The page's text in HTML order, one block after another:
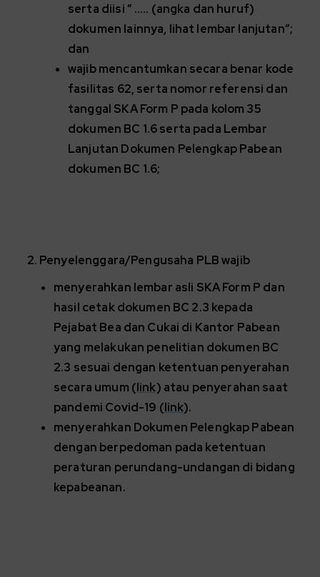
serta diisi ” ….. (angka dan huruf)
dokumen lainnya, lihat lembar lanjutan”;
dan
wajib mencantumkan secara benar kode
fasilitas 62, serta nomor referensi dan
tanggal SKA Form P pada kolom 35
dokumen BC 1.6 serta pada Lembar
Lanjutan Dokumen Pelengkap Pabean
dokumen BC 1.6;
Penyelenggara/Pengusaha PLB wajib
menyerahkan lembar asli SKA Form P dan
hasil cetak dokumen BC 2.3 kepada
Pejabat Bea dan Cukai di Kantor Pabean
yang melakukan penelitian dokumen BC
2.3 sesuai dengan ketentuan penyerahan
secara umum (link) atau penyerahan saat
pandemi Covid-19 (link).
menyerahkan Dokumen Pelengkap Pabean
dengan berpedoman pada ketentuan
peraturan perundang-undangan di bidang
kepabeanan.